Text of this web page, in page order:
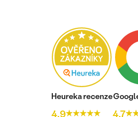
Heureka recenze
4.9 4.7